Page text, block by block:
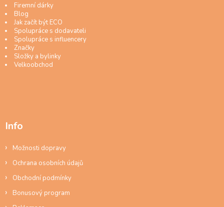
Firemní dárky
Blog
Jak začít být ECO
Spolupráce s dodavateli
Spolupráce s influencery
Značky
Složky a bylinky
Velkoobchod
Info
Možnosti dopravy
Ochrana osobních údajů
Obchodní podmínky
Bonusový program